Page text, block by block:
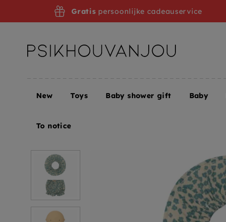
Home We are gommu look 1 flowers sand mustard
Gratis persoonlijke cadeauservice
New Toys Baby shower gift Baby
To notice